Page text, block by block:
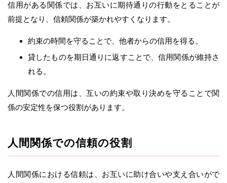
信用がある関係では、お互いに期待通りの行動をとることが
前提となり、信頼関係が築かれやすくなります。
約束の時間を守ることで、他者からの信用を得る。
貸したものを期日通りに返すことで、信用関係が維持さ
れる。
人間関係での信用は、互いの約束や取り決めを守ることで関
係の安定性を保つ役割があります。
人間関係での信頼の役割
人間関係における信頼は、お互いに助け合いや支え合いがで